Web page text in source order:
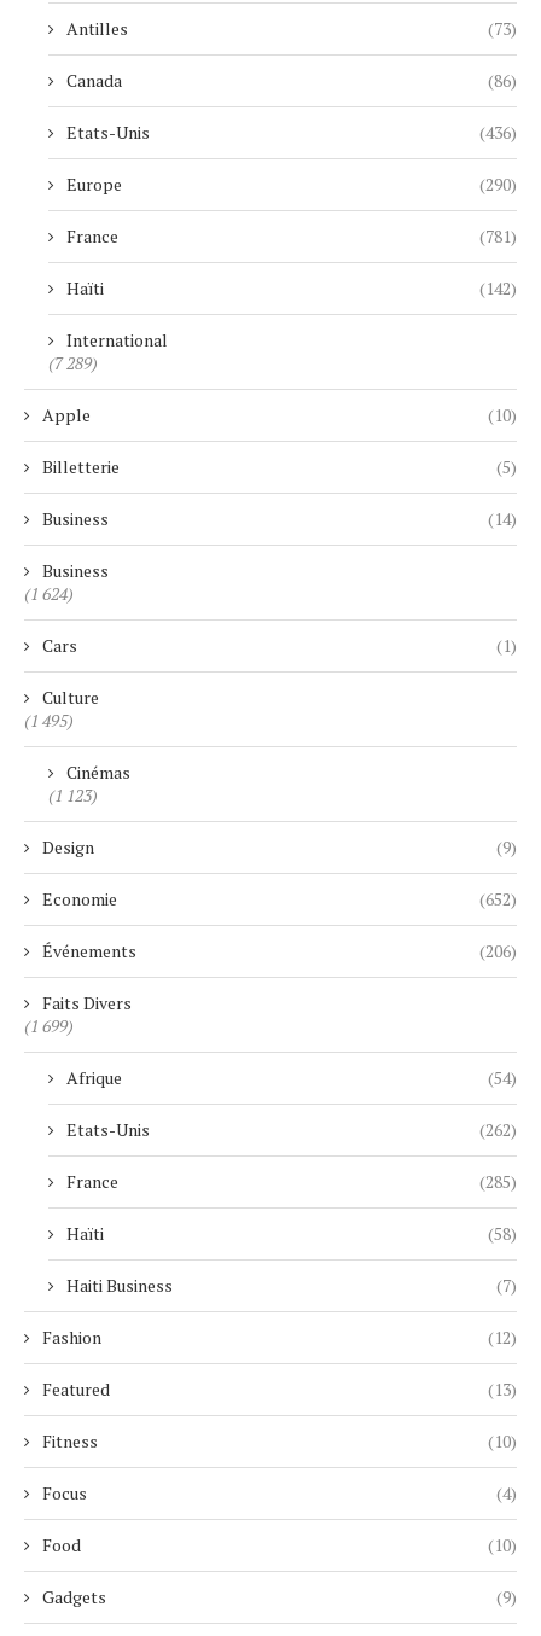
Antilles (73)
Canada (86)
Etats-Unis (436)
Europe (290)
France (781)
Haïti (142)
International
(7 289)
Apple (10)
Billetterie (5)
Business (14)
Business
(1 624)
Cars (1)
Culture
(1 495)
Cinémas
(1 123)
Design (9)
Economie (652)
Événements (206)
Faits Divers
(1 699)
Afrique (54)
Etats-Unis (262)
France (285)
Haïti (58)
Haiti Business (7)
Fashion (12)
Featured (13)
Fitness (10)
Focus (4)
Food (10)
Gadgets (9)